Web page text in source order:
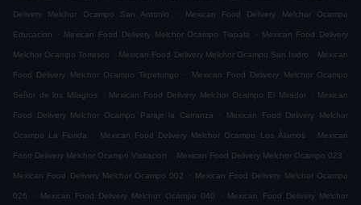
Delivery Melchor Ocampo San Antonio . Mexican Food Delivery Melchor Ocampo
Educacion . Mexican Food Delivery Melchor Ocampo Tlapala . Mexican Food Delivery
Melchor Ocampo Torresco . Mexican Food Delivery Melchor Ocampo San Isidro . Mexican
Food Delivery Melchor Ocampo Tepetongo . Mexican Food Delivery Melchor Ocampo
Señor de los Milagros . Mexican Food Delivery Melchor Ocampo El Mirador . Mexican
Food Delivery Melchor Ocampo Paraje la Carranza . Mexican Food Delivery Melchor
Ocampo La Florida . Mexican Food Delivery Melchor Ocampo Los Álamos . Mexican
Food Delivery Melchor Ocampo Visitacion . Mexican Food Delivery Melchor Ocampo 023 .
Mexican Food Delivery Melchor Ocampo 002 . Mexican Food Delivery Melchor Ocampo
026 . Mexican Food Delivery Melchor Ocampo 040 . Mexican Food Delivery Melchor